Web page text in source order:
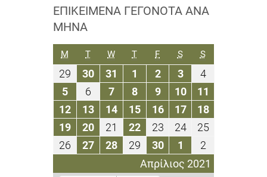
ΕΠΙΚΕΊΜΕΝΑ ΓΕΓΟΝΌΤΑ ΑΝΆ
ΜΉΝΑ
Απρίλιος 2021
M ΔΕΥΤΈΡΑ
TΤΡΊΤΗ
WΤΕΤΆΡΤΗ
TΠΈΜΠΤΗ
FΠΑΡΑΣΚΕΥΉ
SΣΆΒΒΑΤΟ
SΚΥΡΙΑΚΉ
29
Μαρτίου
2021
3030
Μαρτίου
2021
31
Μαρτίου
2021
1
Απριλίου
2021
22
Απριλίου
2021
33
Απριλίου
2021
44
Απριλίου
2021
55
Απριλίου
2021
6
Απριλίου
2021
77
Απριλίου
2021
88
Απριλίου
2021
99
Απριλίου
2021
1010
Απριλίου
2021
11
Απριλίου
2021
1212
Απριλίου
2021
1313
Απριλίου
2021
1414
Απριλίου
2021
1515
Απριλίου
2021
1616
Απριλίου
2021
1717
Απριλίου
2021
1818
Απριλίου
2021
1919
Απριλίου
2021
2020
Απριλίου
2021
21
Απριλίου
2021
2222
Απριλίου
2021
2323
Απριλίου
2021
2424
Απριλίου
2021
2525
2021
26
Απριλίου
2727
Απριλίου
2828
Απριλίου
2021
29
Απριλίου
2021
3030
Απριλίου
2021
1
Μαΐου
2021
22
Μαΐου
2021